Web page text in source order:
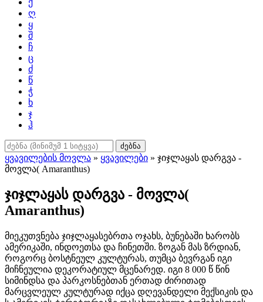
ქ
ღ
ყ
შ
ჩ
ც
ძ
წ
ჭ
ხ
ჯ
ჰ
ძებნა
ყვავილების მოვლა » ყვავილები » ჯიჯლაყას დარგვა -
მოვლა( Amaranthus)
ჯიჯლაყას დარგვა - მოვლა(
Amaranthus)
მიეკუთვნება ჯიჯლაყასებრთა ოჯახს, ბუნებაში ხარობს
ამერიკაში, ინდოეთსა და ჩინეთში. ზოგან მას ზრდიან,
როგორც ბოსტნეულ კულტურას, თუმცა ბევრგან იგი
მიჩნეულია დეკორატიულ მცენარედ. იგი 8 000 წ წინ
სიმინდსა და პარკოსნებთან ერთად ძირითად
მარცვლეულ კულტურად იქცა დღევანდელი მექსიკის და